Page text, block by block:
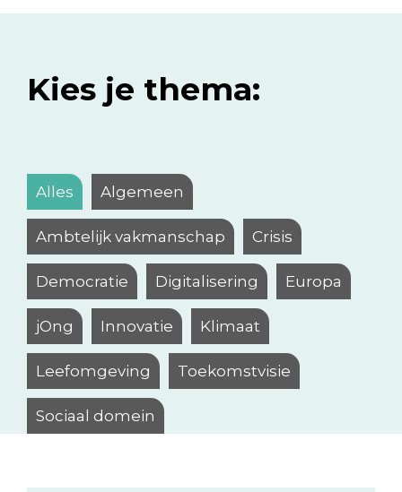
Kies je thema:
Alles Algemeen
Ambtelijk vakmanschap Crisis
Democratie Digitalisering Europa
jOng Innovatie Klimaat
Leefomgeving Toekomstvisie
Sociaal domein